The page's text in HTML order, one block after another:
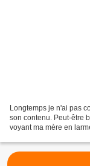
Longtemps je n'ai pas
son contenu. Peut-être
voyant ma mère en